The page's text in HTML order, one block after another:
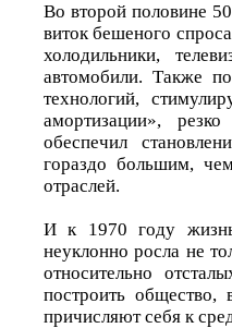
Во второй половине
виток бешеного
холодильники,
автомобили. Также
технологий,
амортизации»,
обеспечил
гораздо большим,
отраслей.
И к 1970 году жизнь
неуклонно росла не
относительно
построить общество,
причисляют себя к